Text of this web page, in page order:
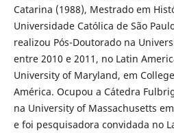
Catarina (1988), Mestrado em
Universidade Católica de São
realizou Pós-Doutorado na
entre 2010 e 2011, no Latin
University of Maryland, em
América. Ocupou a Cátedra
na University of Massachusetts
e foi pesquisadora convidada no